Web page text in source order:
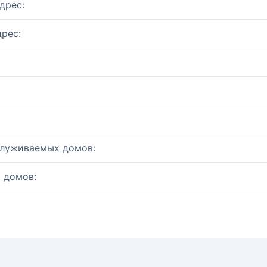
домов:
домов: